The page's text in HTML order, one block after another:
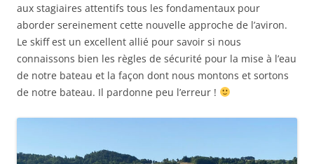
aux stagiaires attentifs tous les fondamentaux pour
aborder sereinement cette nouvelle approche de l’aviron.
Le skiff est un excellent allié pour savoir si nous
connaissons bien les règles de sécurité pour la mise à l’eau
de notre bateau et la façon dont nous montons et sortons
de notre bateau. Il pardonne peu l’erreur !